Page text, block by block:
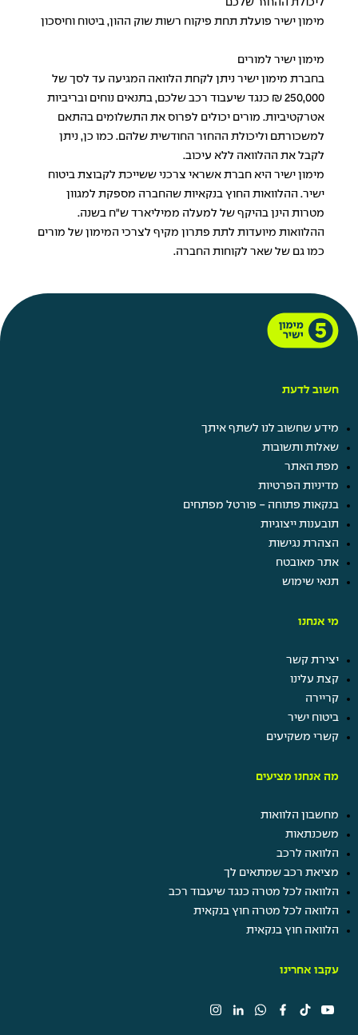
ליכולת ההחזר שלכם
מימון ישיר פועלת תחת פיקוח רשות שוק ההון, ביטוח וחיסכון
מימון ישיר למורים
בחברת מימון ישיר ניתן לקחת הלוואה המגיעה עד לסך של
250,000 ₪ כנגד שיעבוד רכב שלכם, בתנאים נוחים ובריביות
אטרקטיביות. מורים יכולים לפרוס את התשלומים בהתאם
למשכורתם וליכולת ההחזר החודשית שלהם. כמו כן, ניתן
לקבל את ההלוואה ללא עיכוב.
מימון ישיר היא חברת אשראי צרכני ששייכת לקבוצת ביטוח
ישיר. ההלוואות החוץ בנקאיות שהחברה מספקת למגוון
מטרות הינן בהיקף של למעלה ממיליארד ש"ח בשנה.
ההלוואות מיועדות לתת פתרון מקיף לצרכי המימון של מורים
כמו גם של שאר לקוחות החברה.
חשוב לדעת
מידע שחשוב לנו לשתף איתך
שאלות ותשובות
מפת האתר
מדיניות הפרטיות
בנקאות פתוחה - פורטל מפתחים
תובענות ייצוגיות
הצהרת נגישות
אתר מאובטח
תנאי שימוש
מי אנחנו
יצירת קשר
קצת עלינו
קריירה
ביטוח ישיר
קשרי משקיעים
מה אנחנו מציעים
מחשבון הלוואות
משכנתאות
הלוואה לרכב
מציאת רכב שמתאים לך
הלוואה לכל מטרה כנגד שיעבוד רכב
הלוואה לכל מטרה חוץ בנקאית
הלוואה חוץ בנקאית
עקבו אחרינו